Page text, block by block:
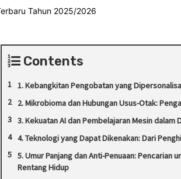
Contents
1. Kebangkitan Pengobatan yang
2. Mikrobioma dan Hubungan Usus-Otak:
3. Kekuatan AI dan Pembelajaran Mesin dalam
4. Teknologi yang Dapat Dikenakan: Dari
5. Umur Panjang dan Anti-Penuaan: Pencarian
Rentang Hidup